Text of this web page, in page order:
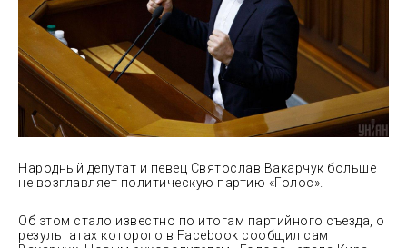
Народный депутат и певец Святослав Вакарчук больше
не возглавляет политическую партию «Голос».
Об этом стало известно по итогам партийного съезда, о
результатах которого в Facebook сообщил сам